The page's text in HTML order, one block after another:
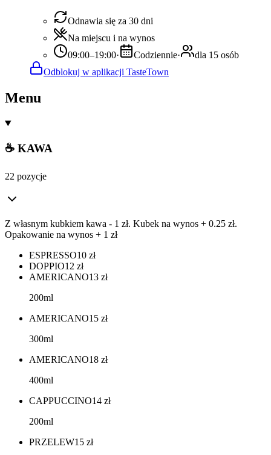
Odnawia się za 30 dni
Na miejscu i na wynos
09:00–19:00· Codziennie·
dla 15 osób
Odblokuj w aplikacji TasteTown
Menu
☕ KAWA
22 pozycje
Z własnym kubkiem kawa - 1 zł. Kubek na wynos + 0.25 zł.
Opakowanie na wynos + 1 zł
ESPRESSO10 zł
DOPPIO12 zł
AMERICANO13 zł
200ml
AMERICANO15 zł
300ml
AMERICANO18 zł
400ml
CAPPUCCINO14 zł
200ml
PRZELEW15 zł